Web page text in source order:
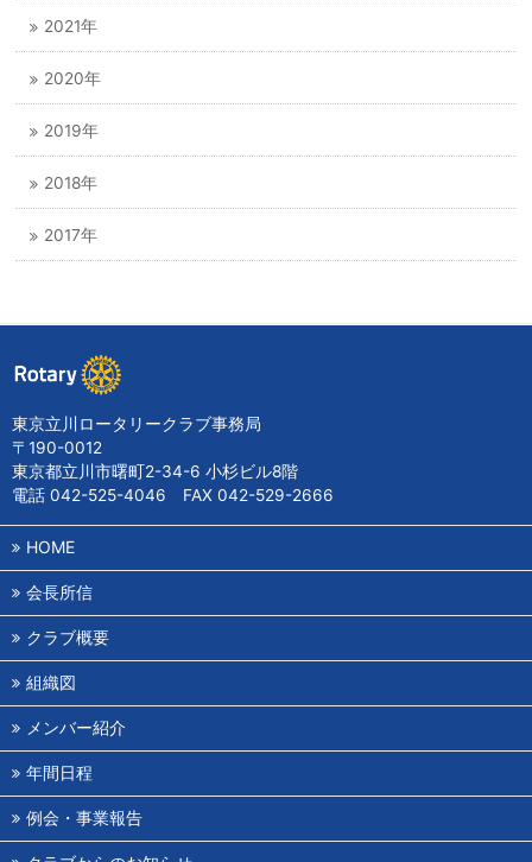
2021年
2020年
2019年
2018年
2017年
東京立川ロータリークラブ事務局
〒190-0012
東京都立川市曙町2-34-6 小杉ビル8階
電話 042-525-4046 FAX 042-529-2666
HOME
会長所信
クラブ概要
組織図
メンバー紹介
年間日程
例会・事業報告